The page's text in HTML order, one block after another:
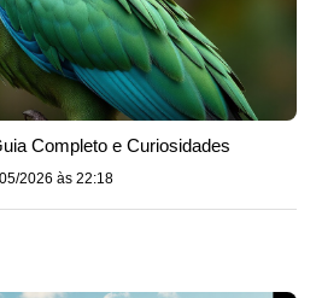
Completo e Curiosidades
2026 às 22:18